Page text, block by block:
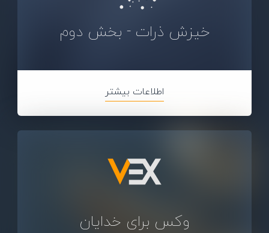
خیزش ذرات - بخش دوم
اطلاعات بیشتر
وکس برای خدایان